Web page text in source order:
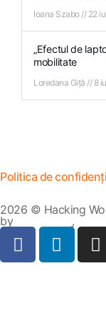
Ioana Szabo 22
„Efectul de
mobilitate
Loredana Giță 8
Politica de
2026 © Hacking
by
.